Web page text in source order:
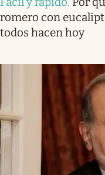
romero con
todos hacen hoy